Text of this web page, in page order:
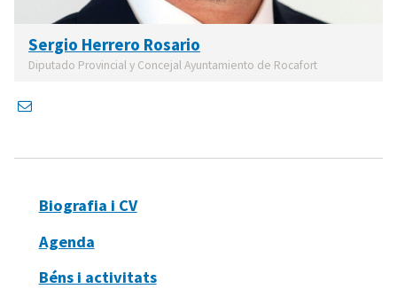
Sergio Herrero Rosario
Diputado Provincial y Concejal Ayuntamiento de Rocafort
Biografia i CV
Agenda
Béns i activitats